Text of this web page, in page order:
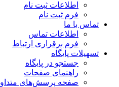
اطلاعات ثبت نام
فرم ثبت نام
تماس با ما
اطلاعات تماس
فرم برقراری ارتباط
تسهیلات پایگاه
جستجو در پایگاه
راهنمای صفحات
صفحه پرسش‌های متداول